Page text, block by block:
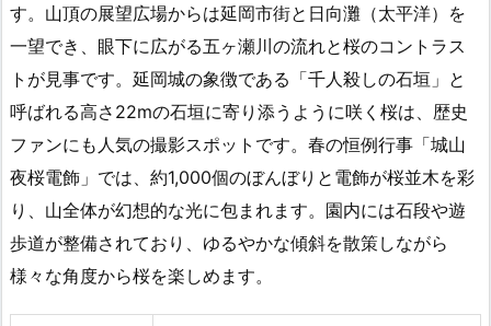
す。山頂の展望広場からは延岡市街と日向灘（太平洋）を
一望でき、眼下に広がる五ヶ瀬川の流れと桜のコントラス
トが見事です。延岡城の象徴である「千人殺しの石垣」と
呼ばれる高さ22mの石垣に寄り添うように咲く桜は、歴史
ファンにも人気の撮影スポットです。春の恒例行事「城山
夜桜電飾」では、約1,000個のぼんぼりと電飾が桜並木を彩
り、山全体が幻想的な光に包まれます。園内には石段や遊
歩道が整備されており、ゆるやかな傾斜を散策しながら
様々な角度から桜を楽しめます。